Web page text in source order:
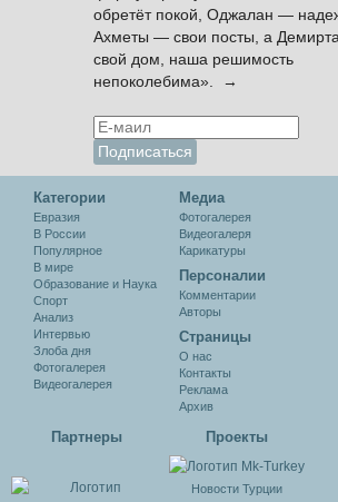
обретёт покой, Оджалан —
Ахметы — свои посты, а
свой дом, наша решимость
непоколебима». →
Категории
Евразия
В России
Популярное
В мире
Образование и Наука
Спорт
Анализ
Интервью
Злоба дня
Фотогалерея
Видеогалерея
Медиа
Фотогалерея
Видеогалеря
Карикатуры
Персоналии
Комментарии
Авторы
Cтраницы
О нас
Контакты
Реклама
Архив
Партнеры Проекты
Новости Турции